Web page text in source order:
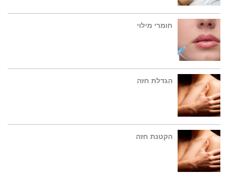
חומרי מילוי
הגדלת חזה
הקטנת חזה